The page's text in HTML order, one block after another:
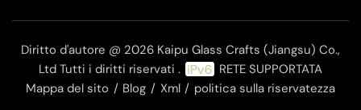
Diritto d'autore @ 2026 Kaipu Glass Crafts (Jiangsu) Co.,
Ltd Tutti i diritti riservati .
RETE SUPPORTATA
Mappa del sito / Blog / Xml / politica sulla riservatezza